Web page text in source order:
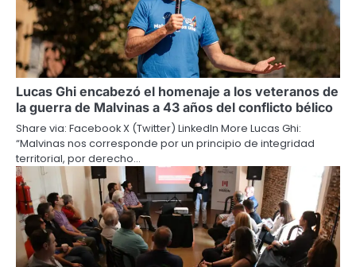
Lucas Ghi encabezó el homenaje a los veteranos de
la guerra de Malvinas a 43 años del conflicto bélico
Share via: Facebook X (Twitter) LinkedIn More Lucas Ghi:
“Malvinas nos corresponde por un principio de integridad
territorial, por derecho…